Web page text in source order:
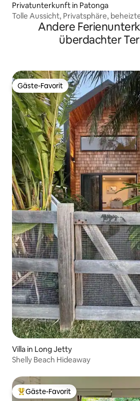
Privatunterkunft in Patonga
Tolle Aussicht, Privatsphäre,
Andere
überdachter
Gäste-Favorit
Gäste-Favorit
Villa in Long Jetty
Shelly Beach Hideaway
Beliebter Gäste-Favorit.
Gäste-Favorit